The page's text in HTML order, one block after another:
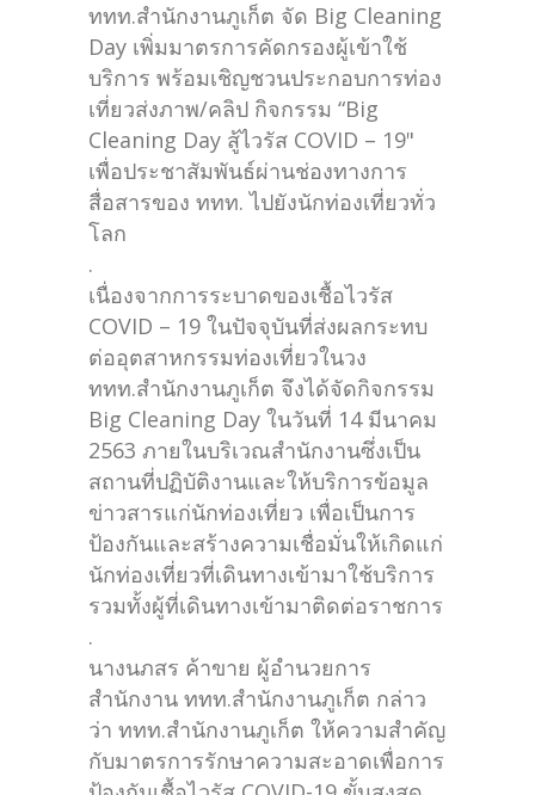
ททท.สำนักงานภูเก็ต จัด Big Cleaning
Day เพิ่มมาตรการคัดกรองผู้เข้าใช้
บริการ พร้อมเชิญชวนประกอบการท่อง
เที่ยวส่งภาพ/คลิป กิจกรรม “Big
Cleaning Day สู้ไวรัส COVID – 19"
เพื่อประชาสัมพันธ์ผ่านช่องทางการ
สื่อสารของ ททท. ไปยังนักท่องเที่ยวทั่ว
โลก
.
เนื่องจากการระบาดของเชื้อไวรัส
COVID – 19 ในปัจจุบันที่ส่งผลกระทบ
ต่ออุตสาหกรรมท่องเที่ยวในวง
ททท.สำนักงานภูเก็ต จึงได้จัดกิจกรรม
Big Cleaning Day ในวันที่ 14 มีนาคม
2563 ภายในบริเวณสำนักงานซึ่งเป็น
สถานที่ปฏิบัติงานและให้บริการข้อมูล
ข่าวสารแก่นักท่องเที่ยว เพื่อเป็นการ
ป้องกันและสร้างความเชื่อมั่นให้เกิดแก่
นักท่องเที่ยวที่เดินทางเข้ามาใช้บริการ
รวมทั้งผู้ที่เดินทางเข้ามาติดต่อราชการ
.
นางนภสร ค้าขาย ผู้อำนวยการ
สำนักงาน ททท.สำนักงานภูเก็ต กล่าว
ว่า ททท.สำนักงานภูเก็ต ให้ความสำคัญ
กับมาตรการรักษาความสะอาดเพื่อการ